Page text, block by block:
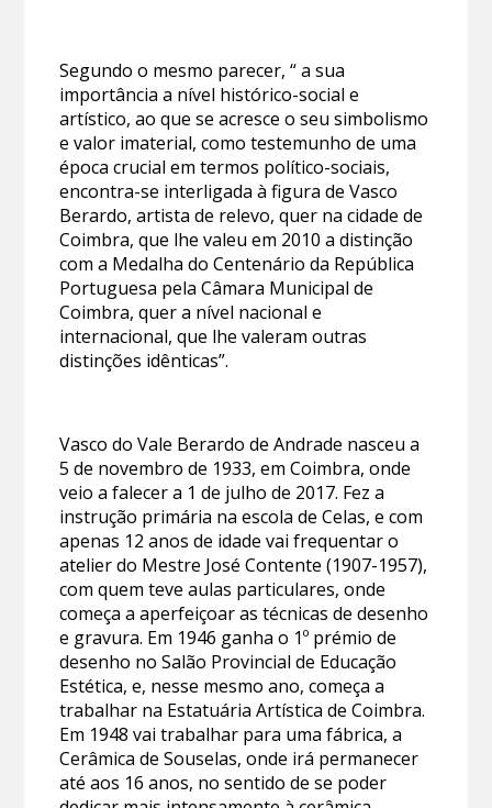
Segundo o mesmo parecer, “ a sua
importância a nível histórico-social e
artístico, ao que se acresce o seu simbolismo
e valor imaterial, como testemunho de uma
época crucial em termos político-sociais,
encontra-se interligada à figura de Vasco
Berardo, artista de relevo, quer na cidade de
Coimbra, que lhe valeu em 2010 a distinção
com a Medalha do Centenário da República
Portuguesa pela Câmara Municipal de
Coimbra, quer a nível nacional e
internacional, que lhe valeram outras
distinções idênticas”.
Vasco do Vale Berardo de Andrade nasceu a
5 de novembro de 1933, em Coimbra, onde
veio a falecer a 1 de julho de 2017. Fez a
instrução primária na escola de Celas, e com
apenas 12 anos de idade vai frequentar o
atelier do Mestre José Contente (1907-1957),
com quem teve aulas particulares, onde
começa a aperfeiçoar as técnicas de desenho
e gravura. Em 1946 ganha o 1º prémio de
desenho no Salão Provincial de Educação
Estética, e, nesse mesmo ano, começa a
trabalhar na Estatuária Artística de Coimbra.
Em 1948 vai trabalhar para uma fábrica, a
Cerâmica de Souselas, onde irá permanecer
até aos 16 anos, no sentido de se poder